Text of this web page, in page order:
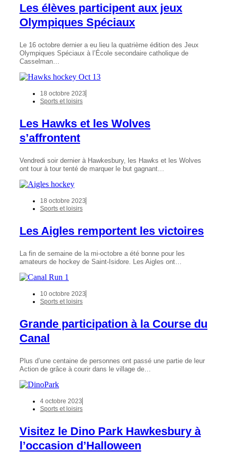
Les élèves participent aux jeux
Olympiques Spéciaux
Le 16 octobre dernier a eu lieu la quatrième édition des Jeux
Olympiques Spéciaux à l’École secondaire catholique de
Casselman…
18 octobre 2023
Sports et loisirs
Les Hawks et les Wolves
s’affrontent
Vendredi soir dernier à Hawkesbury, les Hawks et les Wolves
ont tour à tour tenté de marquer le but gagnant…
18 octobre 2023
Sports et loisirs
Les Aigles remportent les victoires
La fin de semaine de la mi-octobre a été bonne pour les
amateurs de hockey de Saint-Isidore. Les Aigles ont…
10 octobre 2023
Sports et loisirs
Grande participation à la Course du
Canal
Plus d’une centaine de personnes ont passé une partie de leur
Action de grâce à courir dans le village de…
4 octobre 2023
Sports et loisirs
Visitez le Dino Park Hawkesbury à
l’occasion d’Halloween